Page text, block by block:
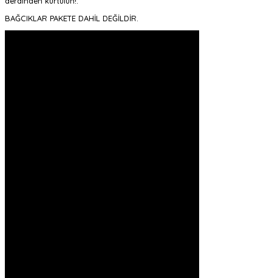
BAĞCIKLAR PAKETE DAHİL DEĞİLDİR.